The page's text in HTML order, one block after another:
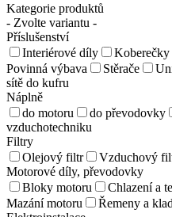
Kategorie produktů
- Zvolte variantu -
Příslušenství
Interiérové díly
Koberečky
Povinná výbava
Stěrače
sítě do kufru
Náplně
do motoru
do převodovky
vzduchotechniku
Filtry
Olejový filtr
Vzduchový
Motorové díly, převodovky
Bloky motoru
Chlazení a
Mazání motoru
Řemeny a